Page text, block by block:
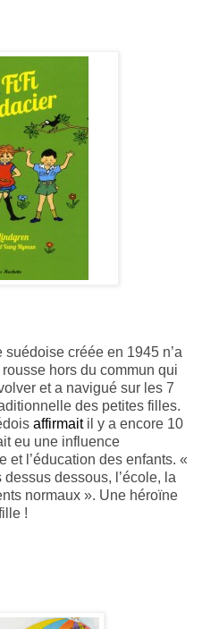
suédoise créée en 1945 n’a
hors du commun qui
et a navigué sur les 7
des petites filles.
affirmaitil y a encore 10
eu une influence
et l’éducation des enfants. «
dessous, l’école, la
normaux ». Une héroïne
!